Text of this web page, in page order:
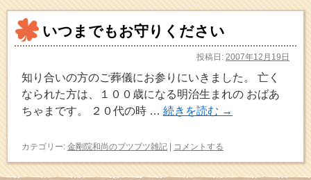
いつまでもお守りください
投稿日: 2007年12月19日
知り合いの方のご葬儀にお参りにいきました。 亡く
なられた方は、１００歳になる明治生まれの おばあ
ちゃまです。 ２０代の時 … 続きを読む →
カテゴリー: 金剛院和尚のブツブツ雑記 | コメントする